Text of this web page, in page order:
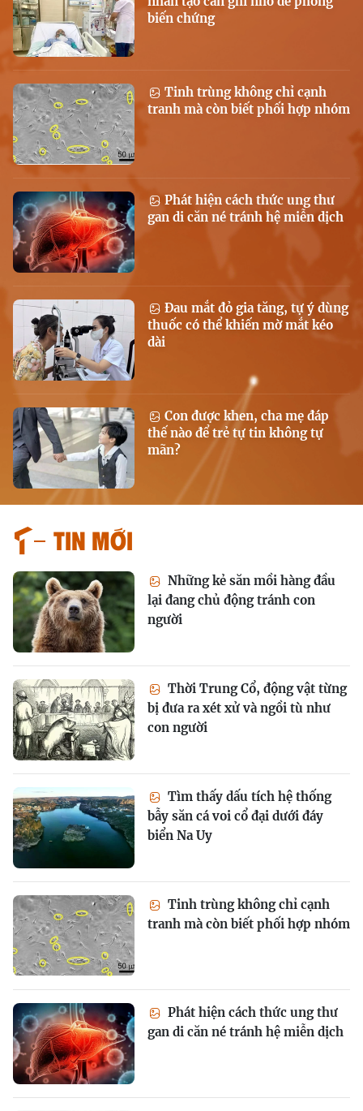
biến chứng
Tinh trùng không chỉ cạnh
tranh mà còn biết phối hợp nhóm
Phát hiện cách thức ung thư
gan di căn né tránh hệ miễn dịch
Đau mắt đỏ gia tăng, tự ý dùng
thuốc có thể khiến mờ mắt kéo
dài
Con được khen, cha mẹ đáp
thế nào để trẻ tự tin không tự
mãn?
Tin mới
Những kẻ săn mồi hàng đầu
lại đang chủ động tránh con
người
Thời Trung Cổ, động vật từng
bị đưa ra xét xử và ngồi tù như
con người
Tìm thấy dấu tích hệ thống
bẫy săn cá voi cổ đại dưới đáy
biển Na Uy
Tinh trùng không chỉ cạnh
tranh mà còn biết phối hợp nhóm
Phát hiện cách thức ung thư
gan di căn né tránh hệ miễn dịch